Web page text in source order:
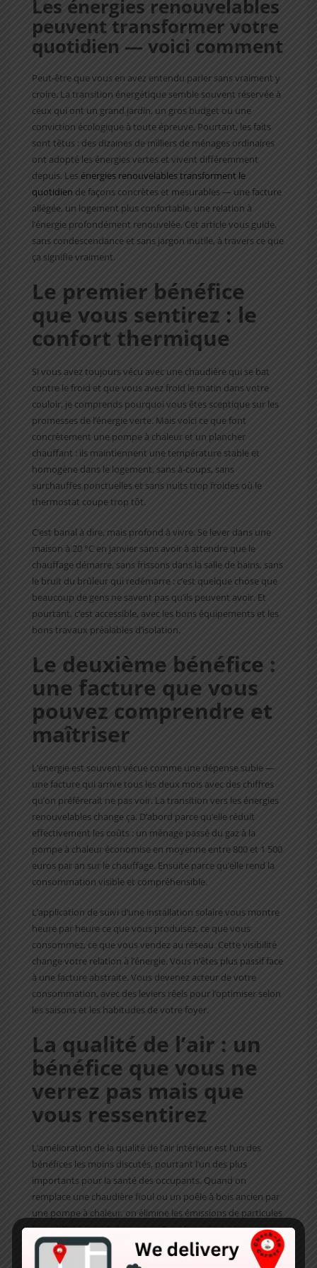
Les énergies renouvelables
peuvent transformer votre
quotidien — voici comment
Peut-être que vous en avez entendu parler sans vraiment y
croire. La transition énergétique semble souvent réservée à
ceux qui ont un grand jardin, un gros budget ou une
conviction écologique à toute épreuve. Pourtant, les faits
sont têtus : des dizaines de milliers de ménages ordinaires
ont adopté les énergies vertes et vivent différemment
depuis. Les énergies renouvelables transforment le
quotidien de façons concrètes et mesurables — une facture
allégée, un logement plus confortable, une relation à
l’énergie profondément renouvelée. Cet article vous guide,
sans condescendance et sans jargon inutile, à travers ce que
ça signifie vraiment.
Le premier bénéfice
que vous sentirez : le
confort thermique
Si vous avez toujours vécu avec une chaudière qui se bat
contre le froid et que vous avez froid le matin dans votre
couloir, je comprends pourquoi vous êtes sceptique sur les
promesses de l’énergie verte. Mais voici ce que font
concrètement une pompe à chaleur et un plancher
chauffant : ils maintiennent une température stable et
homogène dans le logement, sans à-coups, sans
surchauffes ponctuelles et sans nuits trop froides où le
thermostat coupe trop tôt.
C’est banal à dire, mais profond à vivre. Se lever dans une
maison à 20 °C en janvier sans avoir à attendre que le
chauffage démarre, sans frissons dans la salle de bains, sans
le bruit du brûleur qui redémarre : c’est quelque chose que
beaucoup de gens ne savent pas qu’ils peuvent avoir. Et
pourtant, c’est accessible, avec les bons équipements et les
bons travaux préalables d’isolation.
Le deuxième bénéfice :
une facture que vous
pouvez comprendre et
maîtriser
L’énergie est souvent vécue comme une dépense subie —
une facture qui arrive tous les deux mois avec des chiffres
qu’on préférerait ne pas voir. La transition vers les énergies
renouvelables change ça. D’abord parce qu’elle réduit
effectivement les coûts : un ménage passé du gaz à la
pompe à chaleur économise en moyenne entre 800 et 1 500
euros par an sur le chauffage. Ensuite parce qu’elle rend la
consommation visible et compréhensible.
L’application de suivi d’une installation solaire vous montre
heure par heure ce que vous produisez, ce que vous
consommez, ce que vous vendez au réseau. Cette visibilité
change votre relation à l’énergie. Vous n’êtes plus passif face
à une facture abstraite. Vous devenez acteur de votre
consommation, avec des leviers réels pour l’optimiser selon
les saisons et les habitudes de votre foyer.
La qualité de l’air : un
bénéfice que vous ne
verrez pas mais que
vous ressentirez
L’amélioration de la qualité de l’air intérieur est l’un des
bénéfices les moins discutés, pourtant l’un des plus
importants pour la santé des occupants. Quand on
remplace une chaudière fioul ou un poêle à bois ancien par
une pompe à chaleur, on élimine les émissions de particules
fines à l’intérieur du logement. Pour les enfants, les
personnes asthmatiques ou les personnes âgées, ce
changement est particulièrement significatif et mesurable